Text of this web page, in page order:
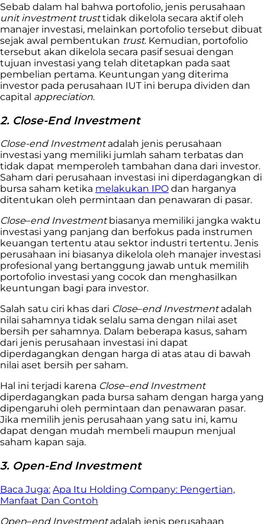
Sebab dalam hal bahwa portofolio, jenis perusahaan
unit investment trusttidak dikelola secara aktif oleh
manajer investasi, melainkan portofolio tersebut dibuat
sejak awal pembentukan trust. Kemudian, portofolio
tersebut akan dikelola secara pasif sesuai dengan
tujuan investasi yang telah ditetapkan pada saat
pembelian pertama. Keuntungan yang diterima
investor pada perusahaan IUT ini berupa dividen dan
capital appreciation.
2. Close-End Investment
Close-end Investmentadalah jenis perusahaan
investasi yang memiliki jumlah saham terbatas dan
tidak dapat memperoleh tambahan dana dari investor.
Saham dari perusahaan investasi ini diperdagangkan di
bursa saham ketika melakukan IPO dan harganya
ditentukan oleh permintaan dan penawaran di pasar.
Close–end Investmentbiasanya memiliki jangka waktu
investasi yang panjang dan berfokus pada instrumen
keuangan tertentu atau sektor industri tertentu. Jenis
perusahaan ini biasanya dikelola oleh manajer investasi
profesional yang bertanggung jawab untuk memilih
portofolio investasi yang cocok dan menghasilkan
keuntungan bagi para investor.
Salah satu ciri khas dari Close–end Investmentadalah
nilai sahamnya tidak selalu sama dengan nilai aset
bersih per sahamnya. Dalam beberapa kasus, saham
dari jenis perusahaan investasi ini dapat
diperdagangkan dengan harga di atas atau di bawah
nilai aset bersih per saham.
Hal ini terjadi karena Close–end Investment
diperdagangkan pada bursa saham dengan harga yang
dipengaruhi oleh permintaan dan penawaran pasar.
Jika memilih jenis perusahaan yang satu ini, kamu
dapat dengan mudah membeli maupun menjual
saham kapan saja.
3. Open-End Investment
Baca Juga: Apa Itu Holding Company: Pengertian,
Manfaat Dan Contoh
Open–end Investmentadalah jenis perusahaan